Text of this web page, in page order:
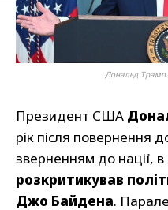
Дональд
Президент США
рік після повернення
зверненням до нації,
розкритикував
Джо Байдена.